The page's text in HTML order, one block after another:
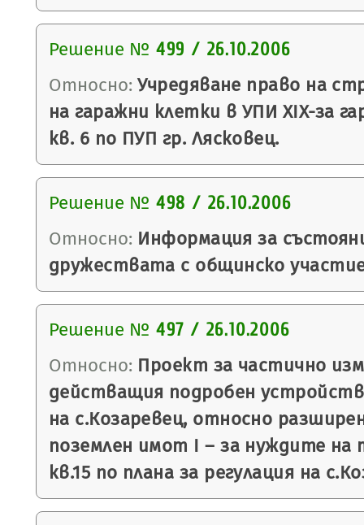
Решение № 499 / 26.10.2006
Относно: Учредяване право на
на гаражни клетки в УПИ ХІХ-за
кв. 6 по ПУП гр. Лясковец.
Решение № 498 / 26.10.2006
Относно: Информация за
дружествата с общинско
Решение № 497 / 26.10.2006
Относно: Проект за частично
действащия подробен
на с.Козаревец, относно
поземлен имот І – за нуждите
кв.15 по плана за регулация на